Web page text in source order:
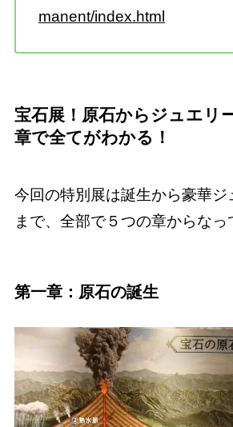
manent/index.html
宝石展！原石からジュエリ
章で全てがわかる！
今回の特別展は誕生から豪華ジ
まで、全部で５つの章からなっ
第一章：原石の誕生